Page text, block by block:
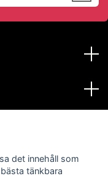
det innehåll som
tänkbara